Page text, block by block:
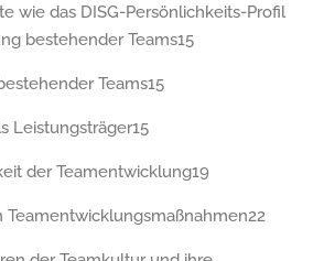
wie das DISG-Persönlichkeits-Profil
bestehender Teams15
Teams15
Leistungsträger15
der Teamentwicklung19
Teamentwicklungsmaßnahmen22